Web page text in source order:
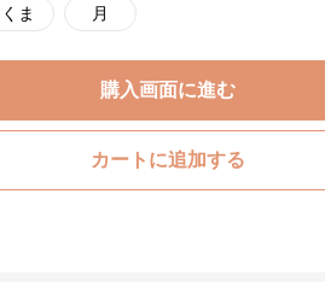
くま 月
購入画面に進む
カートに追加する